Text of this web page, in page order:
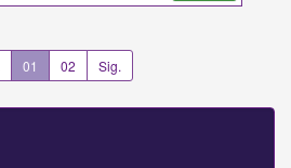
01 02 Sig.